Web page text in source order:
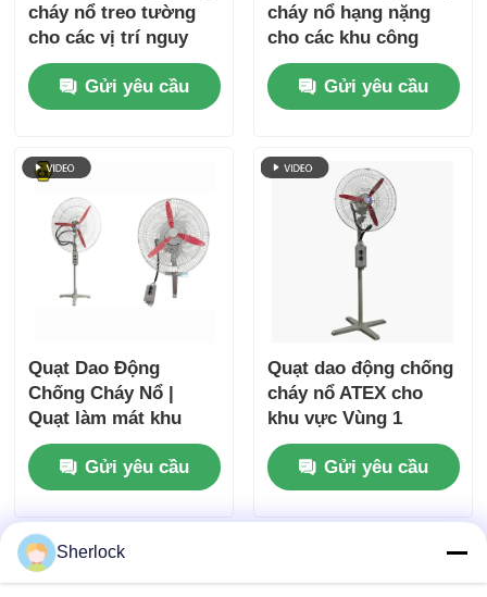
cháy nổ treo tường
cho các vị trí nguy
hiểm
Gửi yêu cầu
cháy nổ hạng nặng
cho các khu công
nghiệp nguy hiểm
Gửi yêu cầu
Quạt Dao Động
Chống Cháy Nổ |
Quạt làm mát khu
vực công nghiệp
nguy hiểmGửi yêu cầu
Quạt dao động chống
cháy nổ ATEX cho
khu vực Vùng 1
&amp; Vùng 2
Gửi yêu cầu
Sherlock